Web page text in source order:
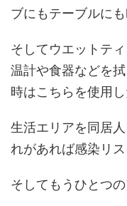
ブにもテーブルにも
そしてウエットテ
温計や食器などを
時はこちらを使用し
生活エリアを同居
れがあれば感染リ
そしてもうひとつの